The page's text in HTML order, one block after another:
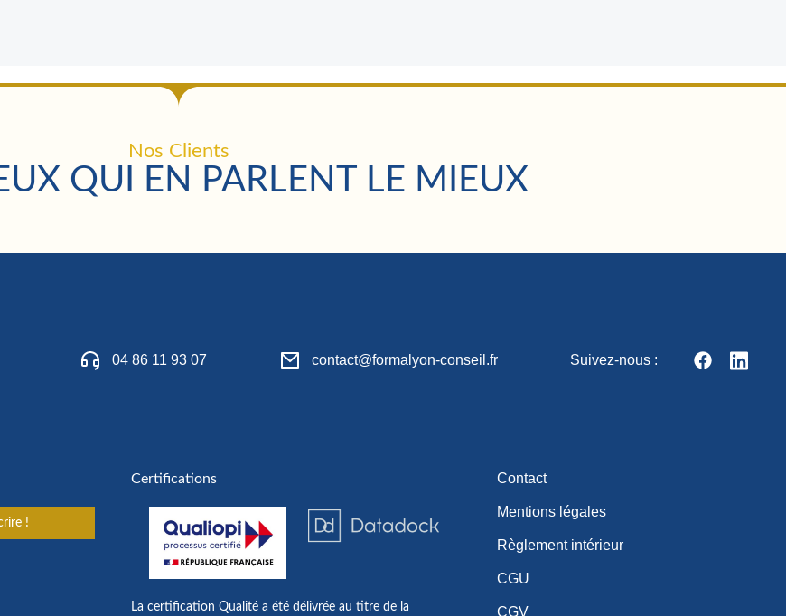
Nos Clients
QUI EN PARLENT LE MIEUX
04 86 11 93 07 contact@formalyon-conseil.fr Suivez-nous :
!
Certifications
La certification Qualité a été délivrée au titre de la
Contact
Mentions légales
Règlement intérieur
CGU
CGV